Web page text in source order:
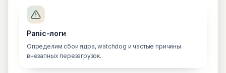
Panic-логи
Определим сбои ядра, watchdog и частые причины
внезапных перезагрузок.